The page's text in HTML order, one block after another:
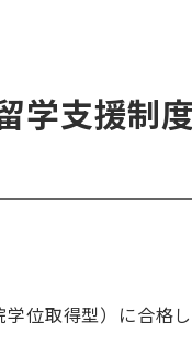
学支援制
位取得型）に合格し